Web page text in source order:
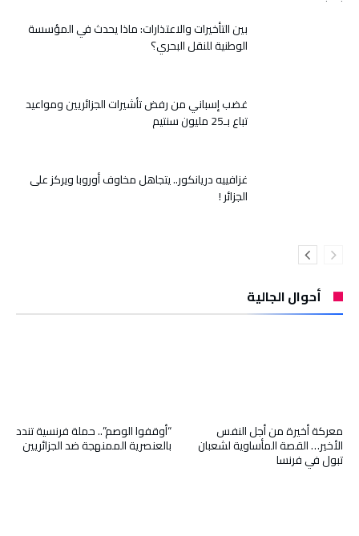
بين التأخيرات والاعتذارات: ماذا يحدث في المؤسسة
الوطنية للنقل البحري؟
غضب إسباني من رفض تأشيرات الجزائريين ومواعيد
تباع بـ25 مليون سنتيم
غزافييه دريانكور.. يتجاهل مخاوف أوروبا ويركز على
الجزائر !
أحوال الجالية
“أوقفوا الوصم”.. حملة فرنسية تندد
بالعنصرية الممنهجة ضد الجزائريين
معركة أخيرة من أجل النفس
الأخير… القصة المأساوية لشعبان
تبول في فرنسا